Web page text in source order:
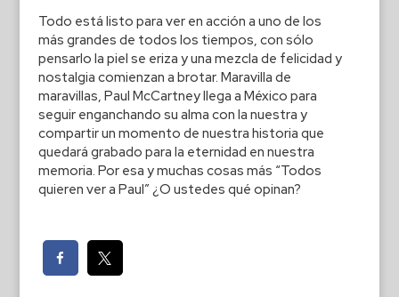
Todo está listo para ver en acción a uno de los
más grandes de todos los tiempos, con sólo
pensarlo la piel se eriza y una mezcla de felicidad y
nostalgia comienzan a brotar. Maravilla de
maravillas, Paul McCartney llega a México para
seguir enganchando su alma con la nuestra y
compartir un momento de nuestra historia que
quedará grabado para la eternidad en nuestra
memoria. Por esa y muchas cosas más “Todos
quieren ver a Paul” ¿O ustedes qué opinan?